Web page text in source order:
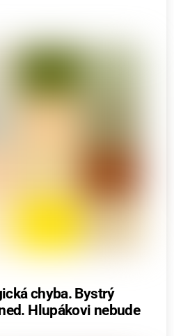
chyba. Bystrý
Hlupákovi nebude